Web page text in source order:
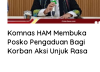
Komnas HAM Membuka
Posko Pengaduan Bagi
Korban Aksi Unjuk Rasa